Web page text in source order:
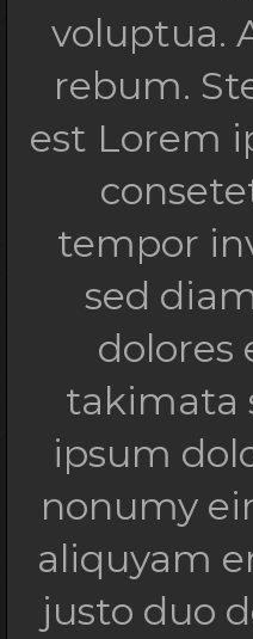
voluptua.
rebum.
est Lorem
tempor
sed
dolores
takimata
ipsum
nonumy
aliquyam
justo duo